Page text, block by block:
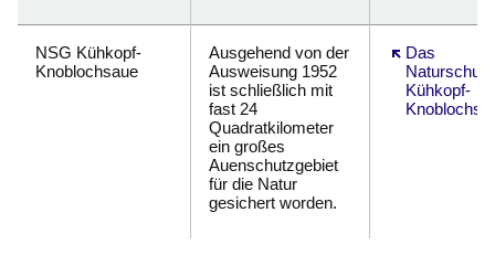
NSG Kühkopf-
Knoblochsaue
Ausgehend von der
Ausweisung 1952
ist schließlich mit
fast 24
Quadratkilometer
ein großes
Auenschutzgebiet
für die Natur
gesichert worden.
Das
Kühkopf-
Öffnet sich in